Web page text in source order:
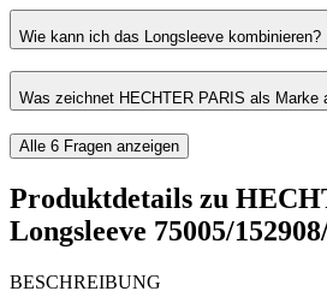
Wie kann ich das Longsleeve kombinieren?
Was zeichnet HECHTER PARIS als Marke
Alle 6 Fragen anzeigen
Produktdetails zu
Longsleeve 75005/
BESCHREIBUNG